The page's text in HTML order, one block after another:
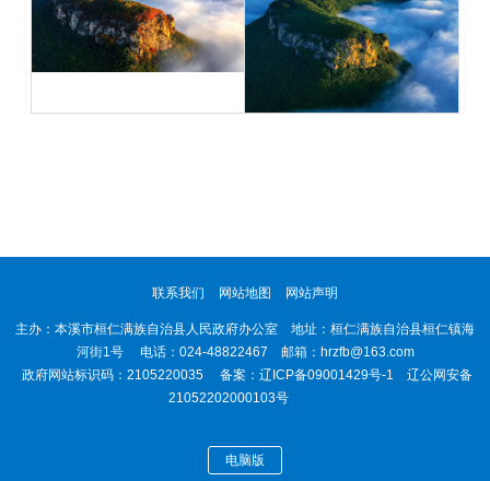
联系我们 网站地图 网站声明
主办：本溪市桓仁满族自治县人民政府办公室 地址：桓仁满族自治县桓仁镇海
河街1号 电话：024-48822467 邮箱：hrzfb@163.com
政府网站标识码：2105220035 备案： 辽ICP备09001429号-1
辽公网安备
21052202000103号
电脑版